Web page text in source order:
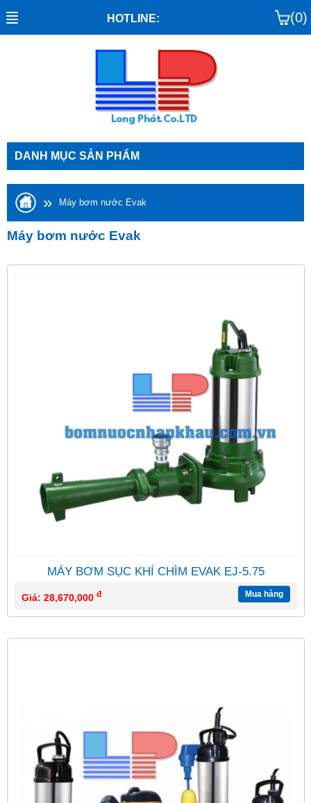
HOTLINE: (0)
DANH MỤC SẢN PHẨM
» Máy bơm nước Evak
Máy bơm nước Evak
MÁY BƠM SỤC KHÍ CHÌM EVAK EJ-5.75
Giá: 28,670,000 đ Mua hàng